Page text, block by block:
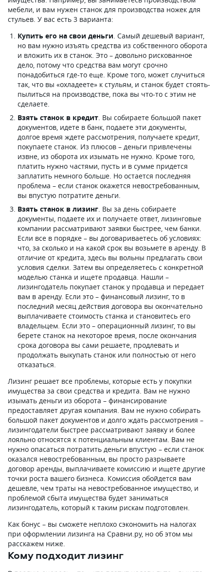
мебели, и вам нужен станок для производства ножек для
стульев. У вас есть 3 варианта:
Купить его на свои деньги. Самый дешевый вариант,
но вам нужно изъять средства из собственного оборота
и вложить их в станок. Это – довольно рискованное
дело, потому что средства вам могут срочно
понадобиться где-то еще. Кроме того, может случиться
так, что вы «охладеете» к стульям, и станок будет стоять-
пылиться на производстве, пока вы что-то с этим не
сделаете.
Взять станок в кредит. Вы собираете большой пакет
документов, идете в банк, подаете эти документы,
долгое время ждете рассмотрения, получаете кредит,
покупаете станок. Из плюсов – деньги привлечены
извне, из оборота их изымать не нужно. Кроме того,
платить нужно частями, пусть и в сумме придется
заплатить немного больше. Но остается последняя
проблема – если станок окажется невостребованным,
вы впустую потратите деньги.
Взять станок в лизинг. Вы за день собираете
документы, подаете их и получаете ответ, лизинговые
компании рассматривают заявки быстрее, чем банки.
Если все в порядке – вы договариваетесь об условиях:
что, за сколько и на какой срок вы возьмете в аренду. В
отличие от кредита, здесь вы вольны предлагать свои
условия сделки. Затем вы определяетесь с конкретной
моделью станка и ищете продавца. Нашли –
лизингодатель покупает станок у продавца и передает
вам в аренду. Если это – финансовый лизинг, то в
последний месяц действия договора вы окончательно
выплачиваете стоимость станка и становитесь его
владельцем. Если это – операционный лизинг, то вы
берете станок на некоторое время, после окончания
срока договора вы сами решаете, продлевать и
продолжать выкупать станок или полностью от него
отказаться.
Лизинг решает все проблемы, которые есть у покупки
имущества за свои средства и кредита. Вам не нужно
изымать деньги из оборота – финансирование
предоставляет другая компания. Вам не нужно собирать
большой пакет документов и долго ждать рассмотрения –
лизингодатели быстрее рассматривают заявку и более
лояльно относятся к потенциальным клиентам. Вам не
нужно опасаться потратить деньги впустую – если станок
оказался невостребованным, вы просто разрываете
договор аренды, выплачиваете комиссию и ищете другие
точки роста вашего бизнеса. Комиссия обойдется вам
дешевле, чем траты на невостребованное имущество, и
проблемой сбыта имущества будет заниматься
лизингодатель, который к таким рискам подготовлен.
Как бонус – вы сможете неплохо сэкономить на налогах
при оформлении лизинга на Сравни.ру, но об этом мы
расскажем ниже.
Кому подходит лизинг